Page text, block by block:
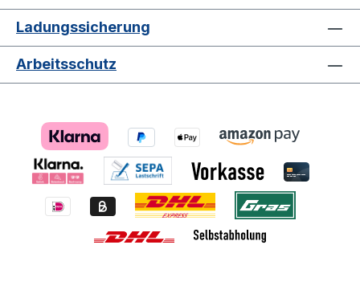
Ladungssicherung
Arbeitsschutz